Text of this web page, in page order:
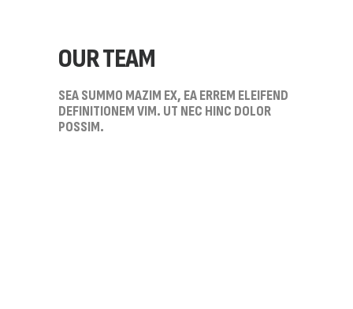
OUR TEAM
SEA SUMMO MAZIM EX, EA ERREM ELEIFEND
DEFINITIONEM VIM. UT NEC HINC DOLOR
POSSIM.